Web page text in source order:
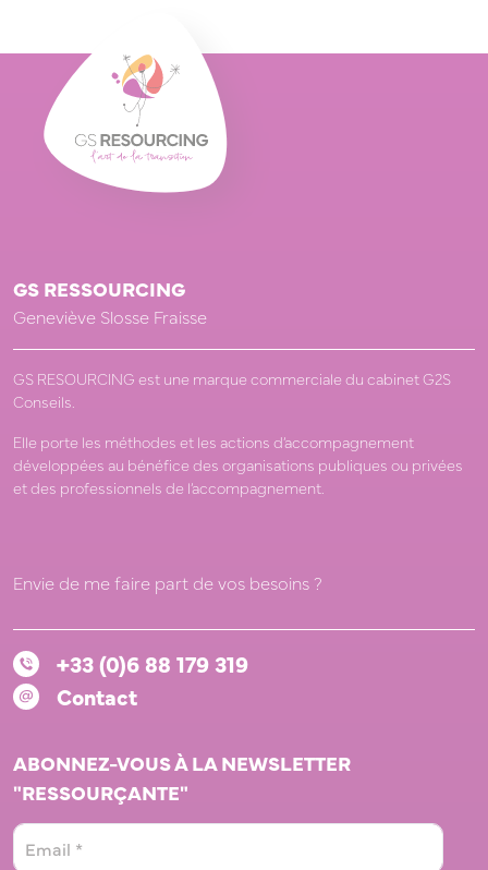
GS RESSOURCING
Geneviève Slosse Fraisse
GS RESOURCING est une marque commerciale du cabinet G2S
Conseils.
Elle porte les méthodes et les actions d’accompagnement
développées au bénéfice des organisations publiques ou privées
et des professionnels de l’accompagnement.
Envie de me faire part de vos besoins ?
+33 (0)6 88 179 319
Contact
ABONNEZ-VOUS À LA NEWSLETTER
"RESSOURÇANTE"